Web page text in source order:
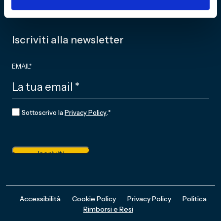
Iscriviti alla newsletter
EMAIL*
CONSENSO*
Sottoscrivo laPrivacy Policy.*
Iscriviti
Accessibilità Cookie Policy Privacy Policy
Politica
Rimborsi e Resi